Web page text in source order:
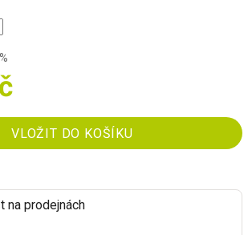
na prodejnách